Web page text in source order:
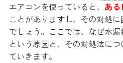
エアコンを使っていると、 ある
ことがありますし、その対処
でしょう。ここでは、なぜ水
という原因と、その対処法に
ていきます。